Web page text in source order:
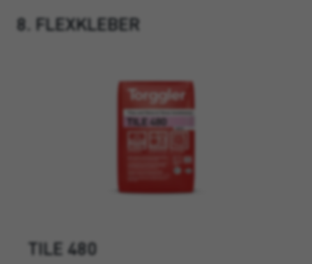
8. FLEXKLEBER
TILE 480